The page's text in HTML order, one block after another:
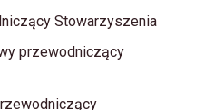
Stowarzyszenia
przewodniczący